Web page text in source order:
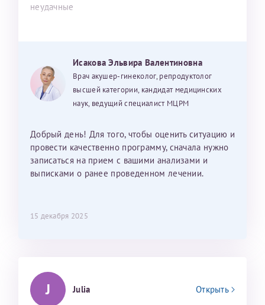
неудачные
Исакова Эльвира Валентиновна
Врач акушер-гинеколог, репродуктолог
высшей категории, кандидат медицинских
наук, ведущий специалист МЦРМ
Добрый день! Для того, чтобы оценить ситуацию и
провести качественно программу, сначала нужно
записаться на прием с вашими анализами и
выписками о ранее проведенном лечении.
15 декабря 2025
J Julia Открыть